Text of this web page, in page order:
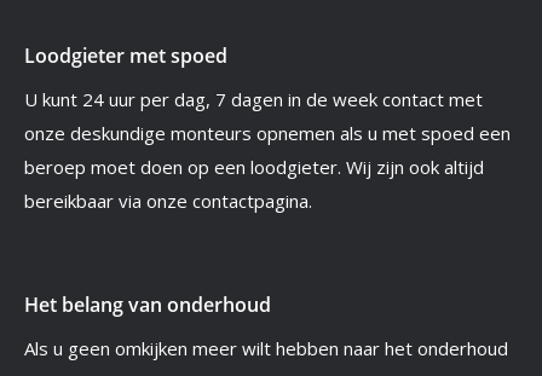
Loodgieter met spoed
U kunt 24 uur per dag, 7 dagen in de week contact met
onze deskundige monteurs opnemen als u met spoed een
beroep moet doen op een loodgieter. Wij zijn ook altijd
bereikbaar via onze contactpagina.
Het belang van onderhoud
Als u geen omkijken meer wilt hebben naar het onderhoud